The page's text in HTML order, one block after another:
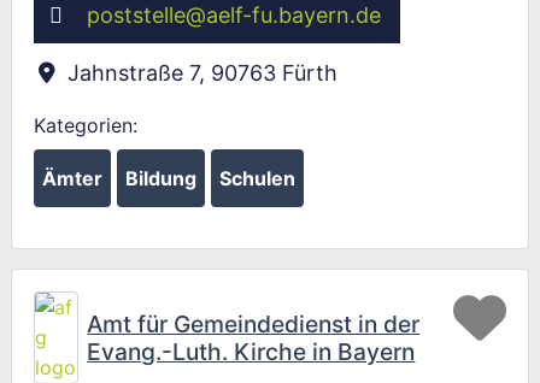
poststelle@aelf-fu.bayern.de
Jahnstraße 7, 90763 Fürth
Kategorien:
Ämter Bildung Schulen
Amt für Gemeindedienst in der
Evang.-Luth. Kirche in Bayern